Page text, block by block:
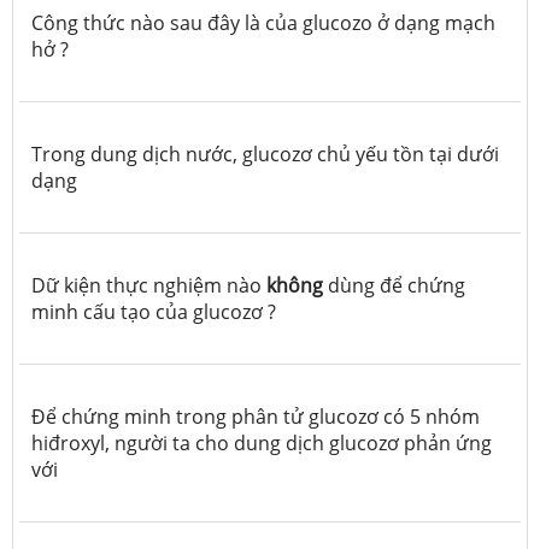
Công thức nào sau đây là của glucozo ở dạng mạch
hở ?
Trong dung dịch nước, glucozơ chủ yếu tồn tại dưới
dạng
Dữ kiện thực nghiệm nào không dùng để chứng
minh cấu tạo của glucozơ ?
Để chứng minh trong phân tử glucozơ có 5 nhóm
hiđroxyl, người ta cho dung dịch glucozơ phản ứng
với